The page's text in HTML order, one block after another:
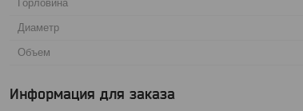
Горловина
Диаметр
Объем
Информация для заказа